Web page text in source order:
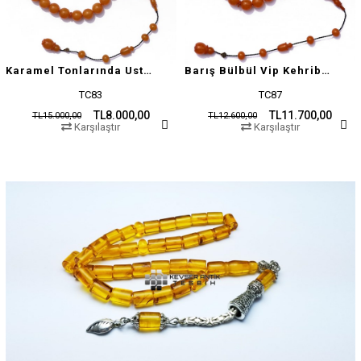
Karamel Tonlarında Usta İşçilikli Tesbih
TC83
TL8.000,00
TL15.000,00
Karşılaştır
Barış Bülbül Vip Kehribar Tesbih
TC87
TL11.700,00
TL12.600,00
Karşılaştır